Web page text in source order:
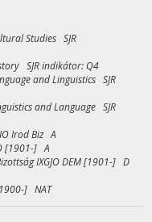
Studies SJR
SJR indikátor: Q4
and Linguistics SJR
and Language SJR
Irod Biz A
[1901-] A
IXGJO DEM [1901-] D
] NAT